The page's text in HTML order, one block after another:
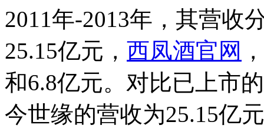
2011年-2013年，其营收
25.15亿元， 西凤酒官网
和6.8亿元。对比已上市
今世缘的营收为25.15亿